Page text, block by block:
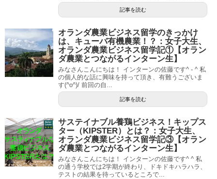
記事を読む
オランダ農業ビジネス留学のきっかけ
は、キューバ有機農業！？：女子大生、
オランダ農業ビジネス留学記①【オラン
ダ農業とつながるインターン生】
みなさんこんにちは！ インターンの佐藤です^ - ^ 私
の個人的な話に興味を持って頂き、有難うございま
す(^o^)/ 前回の自...
記事を読む
サステイナブル養鶏ビジネス！キップス
ター（KIPSTER）とは？：女子大生、
オランダ農業ビジネス留学記③【オラン
ダ農業とつながるインターン生】
みなさんこんにちは！ インターンの佐藤です^ ^ 私
の通う学校では2学期が終わり、ドキドキハラハラ、
テストの結果を待っているところで...